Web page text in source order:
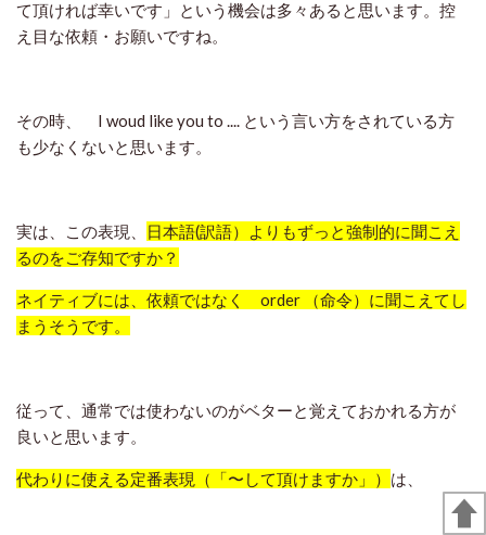
て頂ければ幸いです」という機会は多々あると思います。控
え目な依頼・お願いですね。
その時、 I woud like you to .... という言い方をされている方
も少なくないと思います。
実は、この表現、
日本語(訳語）よりもずっと強制的に聞こえ
るのをご存知ですか？
ネイティブには、依頼ではなく order （命令）に聞こえてし
まうそうです。
従って、通常では使わないのがベターと覚えておかれる方が
良いと思います。
代わりに使える定番表現（「〜して頂けますか」） は、